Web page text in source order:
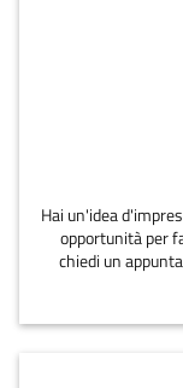
Hai un'idea
opportunità per
chiedi un